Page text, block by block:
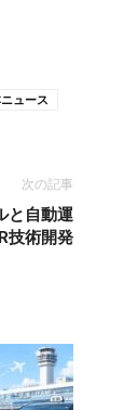
ュース
次の記事
と自動運
技術開発